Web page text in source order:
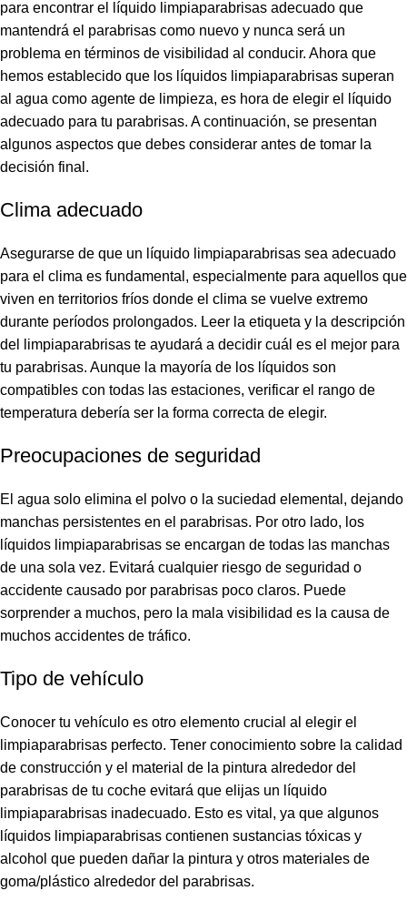
para encontrar el líquido limpiaparabrisas adecuado que
mantendrá el parabrisas como nuevo y nunca será un
problema en términos de visibilidad al conducir. Ahora que
hemos establecido que los líquidos limpiaparabrisas superan
al agua como agente de limpieza, es hora de elegir el líquido
adecuado para tu parabrisas. A continuación, se presentan
algunos aspectos que debes considerar antes de tomar la
decisión final.
Clima adecuado
Asegurarse de que un líquido limpiaparabrisas sea adecuado
para el clima es fundamental, especialmente para aquellos que
viven en territorios fríos donde el clima se vuelve extremo
durante períodos prolongados. Leer la etiqueta y la descripción
del limpiaparabrisas te ayudará a decidir cuál es el mejor para
tu parabrisas. Aunque la mayoría de los líquidos son
compatibles con todas las estaciones, verificar el rango de
temperatura debería ser la forma correcta de elegir.
Preocupaciones de seguridad
El agua solo elimina el polvo o la suciedad elemental, dejando
manchas persistentes en el parabrisas. Por otro lado, los
líquidos limpiaparabrisas se encargan de todas las manchas
de una sola vez. Evitará cualquier riesgo de seguridad o
accidente causado por parabrisas poco claros. Puede
sorprender a muchos, pero la mala visibilidad es la causa de
muchos accidentes de tráfico.
Tipo de vehículo
Conocer tu vehículo es otro elemento crucial al elegir el
limpiaparabrisas perfecto. Tener conocimiento sobre la calidad
de construcción y el material de la pintura alrededor del
parabrisas de tu coche evitará que elijas un líquido
limpiaparabrisas inadecuado. Esto es vital, ya que algunos
líquidos limpiaparabrisas contienen sustancias tóxicas y
alcohol que pueden dañar la pintura y otros materiales de
goma/plástico alrededor del parabrisas.